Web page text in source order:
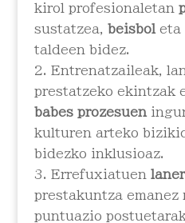
kirol profesionaletan
sustatzea, beisbol eta
taldeen bidez.
Entrenatzaileak,
prestatzeko ekintzak
babes prozesuen
kulturen arteko
bidezko inklusioaz.
Errefuxiatuen
prestakuntza
puntuazio